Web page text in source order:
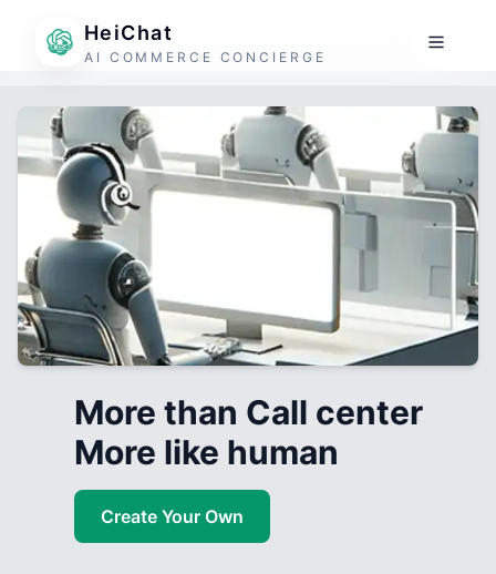
HeiChat
AI COMMERCE CONCIERGE
More than Call center
More like human
Create Your Own